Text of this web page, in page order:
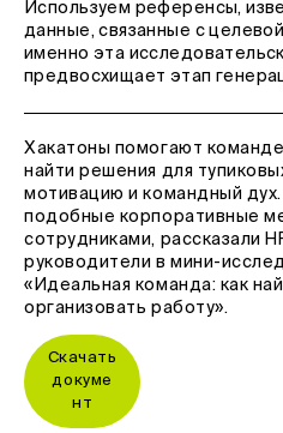
Используем референсы,
данные, связанные с
именно эта
предвосхищает этап
Хакатоны помогают
найти решения для
мотивацию и командный
подобные корпоративные
сотрудниками, рассказали
руководители в мини-
«Идеальная команда: как
организовать работу».
Скачать
докуме
нт